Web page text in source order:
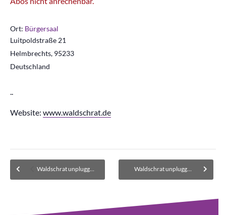
Ort: Bürgersaal
Luitpoldstraße 21
Helmbrechts, 95233
Deutschland
..
Website: www.waldschrat.de
Waldschrat unplugged – Ausverkauft. Warteliste für Kartenrückgaben Waldschrat unplugged – Ausverkauft. Warteliste für Kartenrückgaben